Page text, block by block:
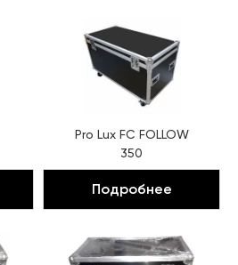
Pro Lux FC FOLLOW
350
Подробнее